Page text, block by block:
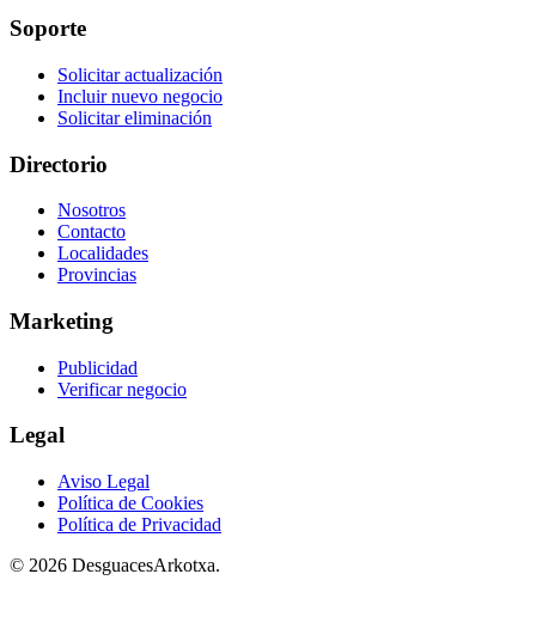
Soporte
Solicitar actualización
Incluir nuevo negocio
Solicitar eliminación
Directorio
Nosotros
Contacto
Localidades
Provincias
Marketing
Publicidad
Verificar negocio
Legal
Aviso Legal
Política de Cookies
Política de Privacidad
© 2026 DesguacesArkotxa.